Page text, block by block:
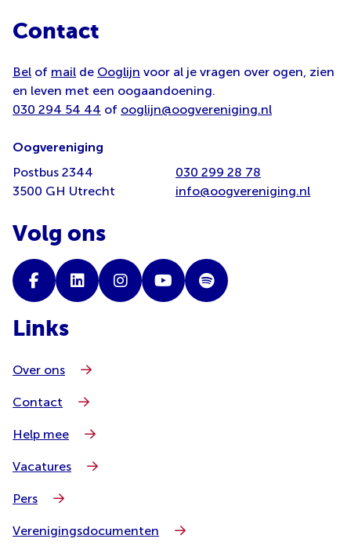
Contact
Bel of mail de Ooglijn voor al je vragen over ogen, zien
en leven met een oogaandoening.
030 294 54 44 of ooglijn@oogvereniging.nl
Oogvereniging
Postbus 2344
3500 GH Utrecht
030 299 28 78
info@oogvereniging.nl
Volg ons
Links
Over ons
Contact
Help mee
Vacatures
Pers
Verenigingsdocumenten